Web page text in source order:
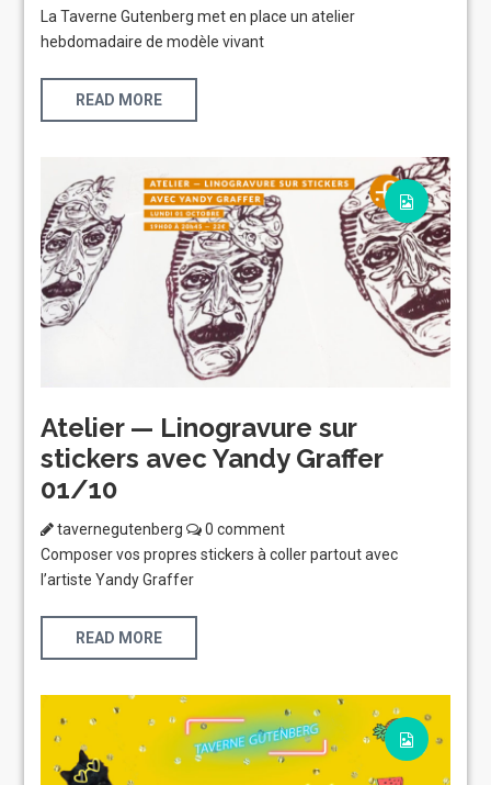
La Taverne Gutenberg met en place un atelier
hebdomadaire de modèle vivant
READ MORE
Atelier — Linogravure sur
stickers avec Yandy Graffer
01/10
tavernegutenberg
0 comment
Composer vos propres stickers à coller partout avec
l’artiste Yandy Graffer
READ MORE